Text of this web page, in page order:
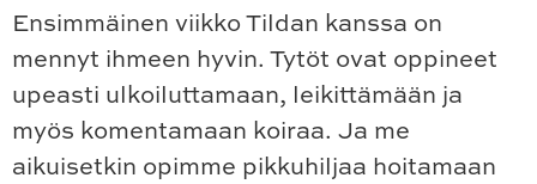
Ensimmäinen viikko Tildan kanssa on
mennyt ihmeen hyvin. Tytöt ovat oppineet
upeasti ulkoiluttamaan, leikittämään ja
myös komentamaan koiraa. Ja me
aikuisetkin opimme pikkuhiljaa hoitamaan